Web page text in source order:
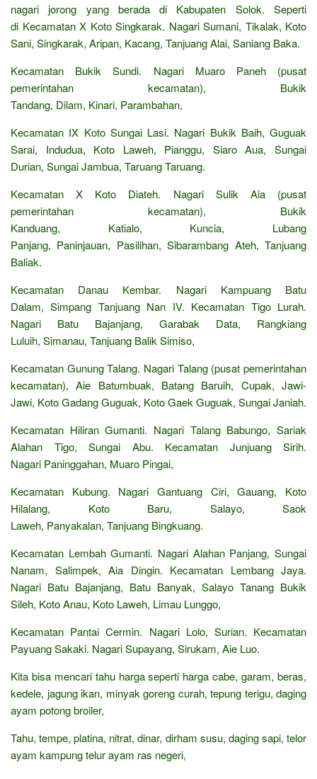
nagari jorong yang berada di Kabupaten Solok. Seperti
di Kecamatan X Koto Singkarak. Nagari Sumani, Tikalak, Koto
Sani, Singkarak, Aripan, Kacang, Tanjuang Alai, Saniang Baka.
Kecamatan Bukik Sundi. Nagari Muaro Paneh (pusat
pemerintahan kecamatan), Bukik
Tandang, Dilam, Kinari, Parambahan,
Kecamatan IX Koto Sungai Lasi. Nagari Bukik Baih, Guguak
Sarai, Indudua, Koto Laweh, Pianggu, Siaro Aua, Sungai
Durian, Sungai Jambua, Taruang Taruang.
Kecamatan X Koto Diateh. Nagari Sulik Aia (pusat
pemerintahan kecamatan), Bukik
Kanduang, Katialo, Kuncia, Lubang
Panjang, Paninjauan, Pasilihan, Sibarambang Ateh, Tanjuang
Baliak.
Kecamatan Danau Kembar. Nagari Kampuang Batu
Dalam, Simpang Tanjuang Nan IV. Kecamatan Tigo Lurah.
Nagari Batu Bajanjang, Garabak Data, Rangkiang
Luluih, Simanau, Tanjuang Balik Simiso,
Kecamatan Gunung Talang. Nagari Talang (pusat pemerintahan
kecamatan), Aie Batumbuak, Batang Baruih, Cupak, Jawi-
Jawi, Koto Gadang Guguak, Koto Gaek Guguak, Sungai Janiah.
Kecamatan Hiliran Gumanti. Nagari Talang Babungo, Sariak
Alahan Tigo, Sungai Abu. Kecamatan Junjuang Sirih.
Nagari Paninggahan, Muaro Pingai,
Kecamatan Kubung. Nagari Gantuang Ciri, Gauang, Koto
Hilalang, Koto Baru, Salayo, Saok
Laweh, Panyakalan, Tanjuang Bingkuang.
Kecamatan Lembah Gumanti. Nagari Alahan Panjang, Sungai
Nanam, Salimpek, Aia Dingin. Kecamatan Lembang Jaya.
Nagari Batu Bajanjang, Batu Banyak, Salayo Tanang Bukik
Sileh, Koto Anau, Koto Laweh, Limau Lunggo,
Kecamatan Pantai Cermin. Nagari Lolo, Surian. Kecamatan
Payuang Sakaki. Nagari Supayang, Sirukam, Aie Luo.
Kita bisa mencari tahu harga seperti harga cabe, garam, beras,
kedele, jagung ikan, minyak goreng curah, tepung terigu, daging
ayam potong broiler,
Tahu, tempe, platina, nitrat, dinar, dirham susu, daging sapi, telor
ayam kampung telur ayam ras negeri,